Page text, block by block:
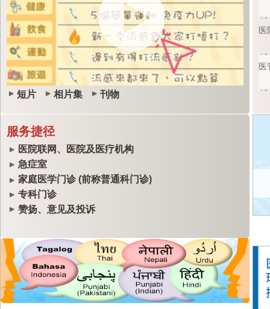
短片 相片集 刊物
服务捷径
医院联网、医院及医疗机构
急症室
家庭医学门诊 (前称普通科门诊)
专科门诊
赞扬、意见及投诉
医
医
葵